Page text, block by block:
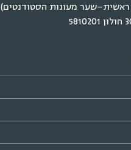
ראשית–שער מעונות הסטודנטים)